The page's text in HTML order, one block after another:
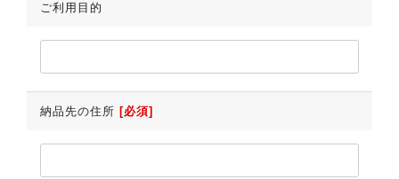
ご利用目的
納品先の住所 [必須]